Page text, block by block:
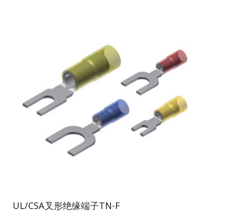
UL/CSA叉形绝缘端子TN-F